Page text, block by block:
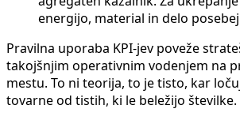
energijo, material in delo
Pravilna uporaba KPI-jev poveže
takojšnjim operativnim vodenjem na
mestu. To ni teorija, to je tisto, kar
tovarne od tistih, ki le beležijo številke.